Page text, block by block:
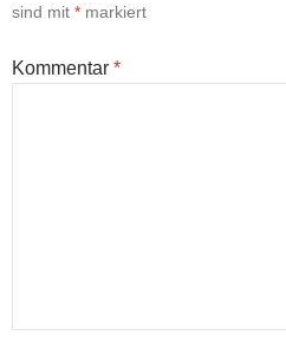
sind mit * markiert
Kommentar *